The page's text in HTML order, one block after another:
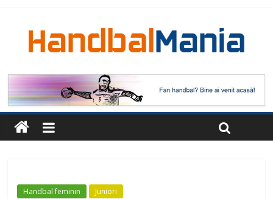
Handbal feminin Juniori